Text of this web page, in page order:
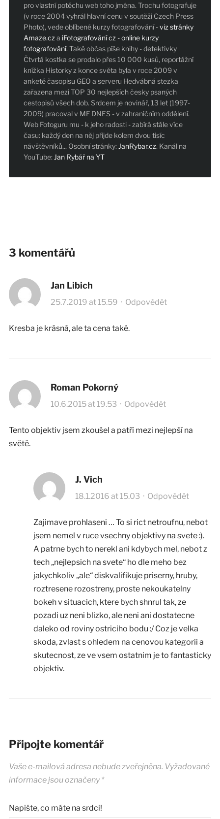
pro vlastní potěchu web toho jména. Trochu fotografuje
(v roce 2004 vyhrál hlavní cenu v soutěži Czech Press
Photo), vede oblíbené kurzy fotografování- viz stránky
Amaze.cz a iFotografování cz - online kurzy
fotografování. Také občas píše knihy - detektivky
Čtvrtá kostka se prodalo přes 10 000 kusů, reportážní
knížka Historky z konce světa byla v roce 2009 v
anketě časopisu GEO a serveru Hedvábná stezka
zařazena mezi TOP 30 nejlepších česky psaných
cestopisů všech dob. Srdcem je novinář, 13 let (1997-
2009) pracoval v MF DNES - v zahraničním oddělení.
Web Fotoguru mu - k jeho radosti - zabírá stále více
času: každý den na něj přijde kolem dvou tisíc
návštěvníků... Osobní stránky: JanRybar.cz. Kanál na
YouTube: Jan Rybář na YT
3 komentářů
Jan Libich
25.7.2019 at 15.59 · Odpovědět
Kresba je krásná, ale ta cena také.
Roman Pokorný
10.6.2015 at 19.53· Odpovědět
Tento objektiv jsem zkoušel a patří mezi nejlepší na
světě.
J. Vich
18.1.2016 at 15.03· Odpovědět
Zajimave prohlaseni … To si rict netroufnu, nebot
jsem nemel v ruce vsechny objektivy na svete :).
A patrne bych to nerekl ani kdybych mel, nebot z
tech „nejlepsich na svete“ ho dle meho bez
jakychkoliv „ale“ diskvalifikuje priserny, hruby,
roztresene rozostreny, proste nekoukatelny
bokeh v situacich, ktere bych shnrul tak, ze
pozadi uz neni blizko, ale neni ani dostatecne
daleko od roviny ostriciho bodu :/ Coz je velka
skoda, zvlast s ohledem na cenovou kategorii a
skutecnost, ze ve vsem ostatnim je to fantasticky
objektiv.
Připojte komentář
Vaše e-mailová adresa nebude zveřejněna. Vyžadované
informace jsou označeny*
Napište, co máte na srdci!